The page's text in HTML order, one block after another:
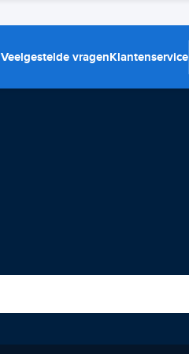
Veelgestelde vragenKlantenservice